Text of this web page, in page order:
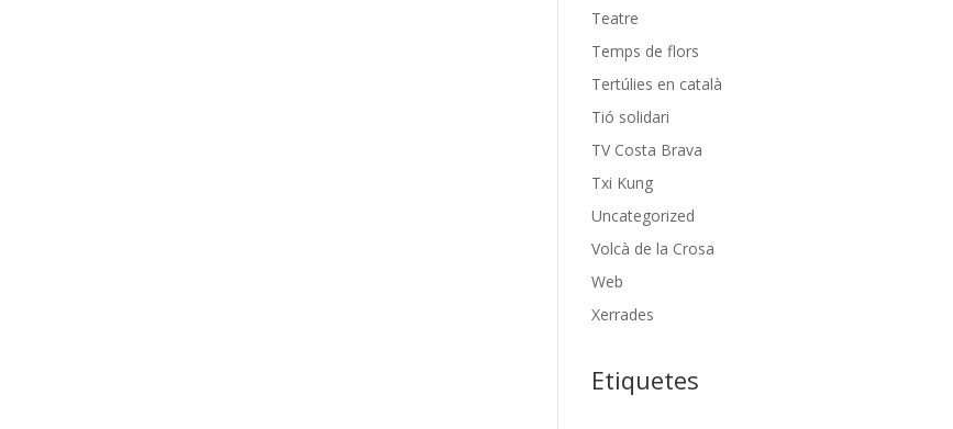
Teatre
Temps de flors
Tertúlies en català
Tió solidari
TV Costa Brava
Txi Kung
Uncategorized
Volcà de la Crosa
Web
Xerrades
Etiquetes